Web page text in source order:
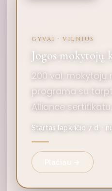
GYVAI · VILNIUS
Jogos mokytojų
200 val. mokytojų
programa su
Alliance sertifikatu.
Startas lapkričio 7 d. ·